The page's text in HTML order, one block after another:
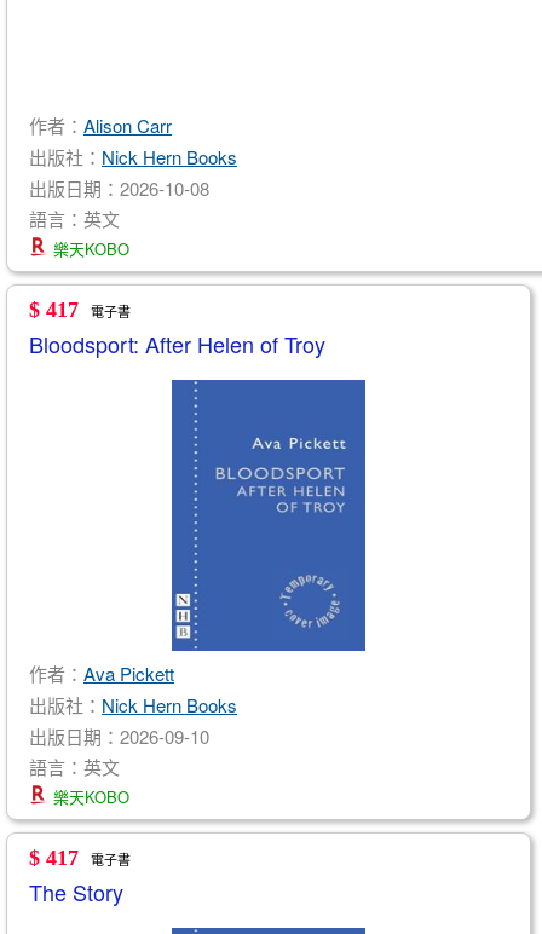
作者： Alison Carr
出版社： Nick Hern Books
出版日期：2026-10-08
語言：英文
樂天KOBO
$ 417 電子書
Bloodsport: After Helen of Troy
作者： Ava Pickett
出版社： Nick Hern Books
出版日期：2026-09-10
語言：英文
樂天KOBO
$ 417 電子書
The Story